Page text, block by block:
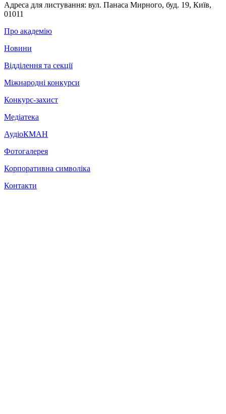
Адреса для листування: вул. Панаса Мирного, буд. 19, Київ,
01011
Про академію
Новини
Відділення та секції
Міжнародні конкурси
Конкурс-захист
Медіатека
АудіоКМАН
Фотогалерея
Корпоративна символіка
Контакти